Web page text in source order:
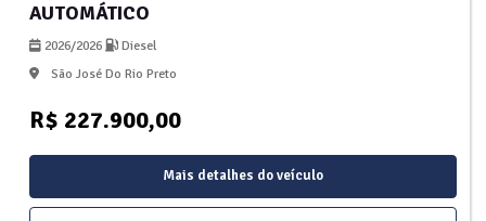
AUTOMÁTICO
2026/2026
Diesel
São José Do Rio Preto
R$ 227.900,00
Mais detalhes do veículo